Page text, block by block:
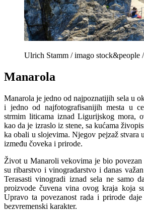
Ulrich Stamm / imago stock&people
Manarola
Manarola je jedno od najpoznatijih sela u
i jedno od najfotografisanijih mesta u
strmim liticama iznad Ligurijskog mora,
kao da je izraslo iz stene, sa kućama
ka obali u slojevima. Njegov pejzaž stvara
između čoveka i prirode.
Život u Manaroli vekovima je bio povezan
su ribarstvo i vinogradarstvo i danas
Terasasti vinogradi iznad sela ne samo
proizvode čuvena vina ovog kraja koja
Upravo ta povezanost rada i prirode daje
bezvremenski karakter.